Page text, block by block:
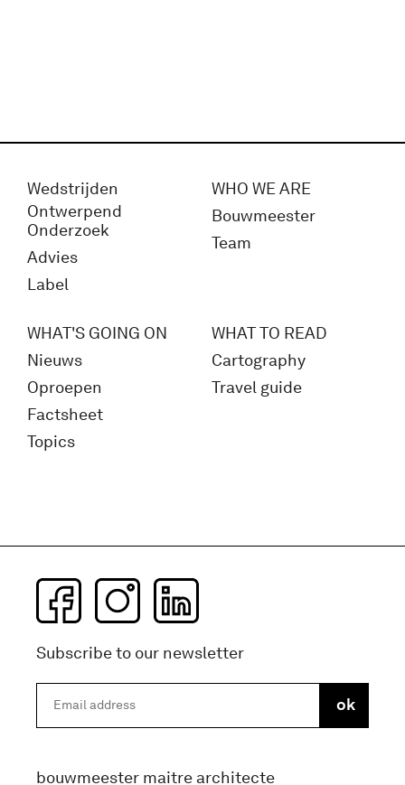
Wedstrijden
Ontwerpend
Onderzoek
Advies
Label
WHO WE ARE
Bouwmeester
Team
WHAT'S GOING ON
Nieuws
Oproepen
Factsheet
Topics
WHAT TO READ
Cartography
Travel guide
Subscribe to our newsletter
bouwmeester maitre architecte